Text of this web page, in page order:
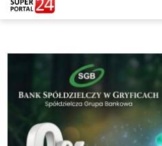
POWIAT GRYFICKI
WIADOMOŚCI Z LASU
STUDIO
KONTAKT
REDAKCJA